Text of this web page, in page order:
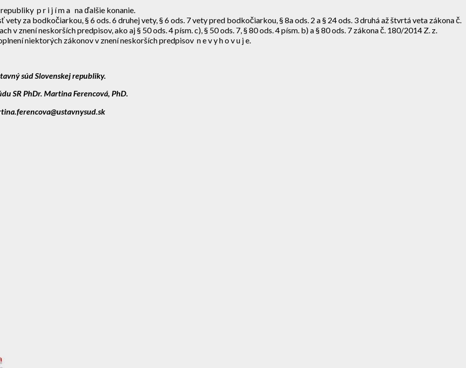
p r i j í m a na ďalšie konanie.
vety za bodkočiarkou, § 6 ods. 6 druhej vety, § 6 ods. 7 vety pred bodkočiarkou, § 8a ods. 2 a § 24 ods. 3 druhá až štvrtá veta zákona č.
znení neskorších predpisov, ako aj § 50 ods. 4 písm. c), § 50 ods. 7, § 80 ods. 4 písm. b) a § 80 ods. 7 zákona č. 180/2014 Z. z.
niektorých zákonov v znení neskorších predpisov n e v y h o v u j e.
súd Slovenskej republiky.
SR PhDr. Martina Ferencová, PhD.